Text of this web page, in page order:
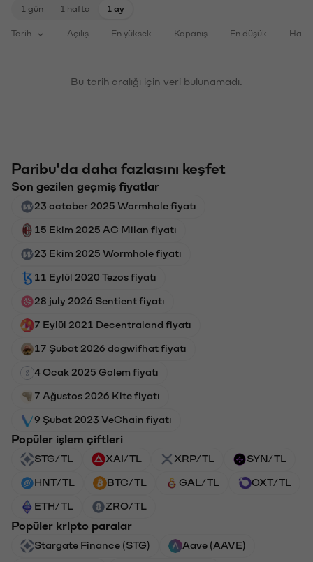
1 gün 1 hafta 1 ay
Tarih Açılış En yüksek Kapanış En düşük
Bu tarih aralığı için veri bulunamadı.
Paribu'da daha fazlasını keşfet
Son gezilen geçmiş fiyatlar
23 october 2025 Wormhole fiyatı
15 Ekim 2025 AC Milan fiyatı
23 Ekim 2025 Wormhole fiyatı
11 Eylül 2020 Tezos fiyatı
28 july 2026 Sentient fiyatı
7 Eylül 2021 Decentraland fiyatı
17 Şubat 2026 dogwifhat fiyatı
4 Ocak 2025 Golem fiyatı
7 Ağustos 2026 Kite fiyatı
9 Şubat 2023 VeChain fiyatı
Popüler işlem çiftleri
STG/TL XAI/TL XRP/TL SYN/TL
HNT/TL BTC/TL GAL/TL OXT/TL
ETH/TL ZRO/TL
Popüler kripto paralar
Stargate Finance (STG) Aave (AAVE)